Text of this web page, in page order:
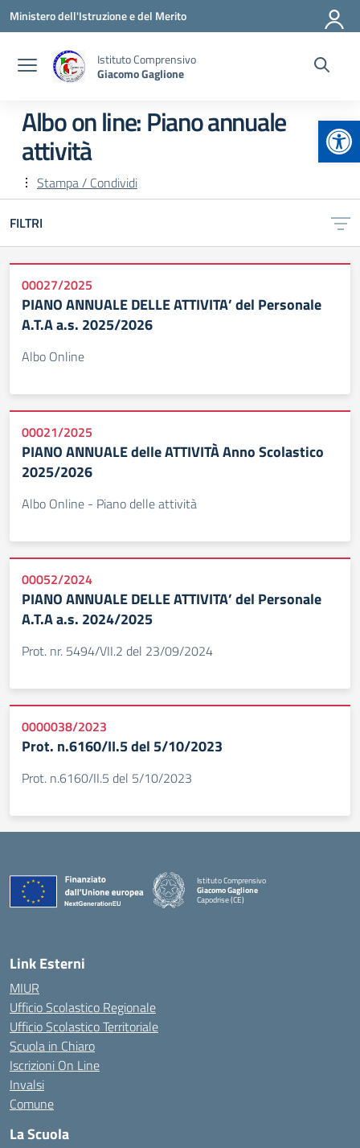
Vai ai contenuti
Vai al menu di navigazione
Vai al footer
Ministero dell'Istruzione e del Merito
Istituto Comprensivo
Giacomo Gaglione
Albo on line:Piano annuale
attività
Stampa / Condividi
FILTRI
00027/2025
PIANO ANNUALE DELLE ATTIVITA’ del Personale
A.T.A a.s. 2025/2026
Albo Online
00021/2025
PIANO ANNUALE delle ATTIVITÀ Anno Scolastico
2025/2026
Albo Online - Piano delle attività
00052/2024
PIANO ANNUALE DELLE ATTIVITA’ del Personale
A.T.A a.s. 2024/2025
Prot. nr. 5494/VII.2 del 23/09/2024
0000038/2023
Prot. n.6160/II.5 del 5/10/2023
Prot. n.6160/II.5 del 5/10/2023
Istituto Comprensivo
Giacomo Gaglione
Capodrise (CE)
— Visita la pagina iniziale della scuola
Link Esterni
MIUR
Ufficio Scolastico Regionale
Ufficio Scolastico Territoriale
Scuola in Chiaro
Iscrizioni On Line
Invalsi
Comune
La Scuola